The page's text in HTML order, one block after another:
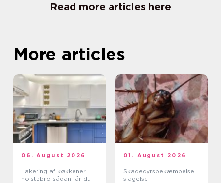
Read more articles here
More articles
06. August 2026
Lakering af køkkener
holstebro sådan får du
01. August 2026
Skadedyrsbekæmpelse
slagelse